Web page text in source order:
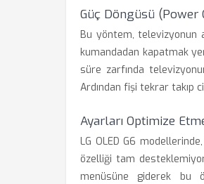
Güç Döngüsü (Power
Bu yöntem, televizyonun
kumandadan kapatmak
süre zarfında
Ardından fişi tekrar takıp
Ayarları Optimize
LG OLED G6
özelliği tam
menüsüne giderek bu